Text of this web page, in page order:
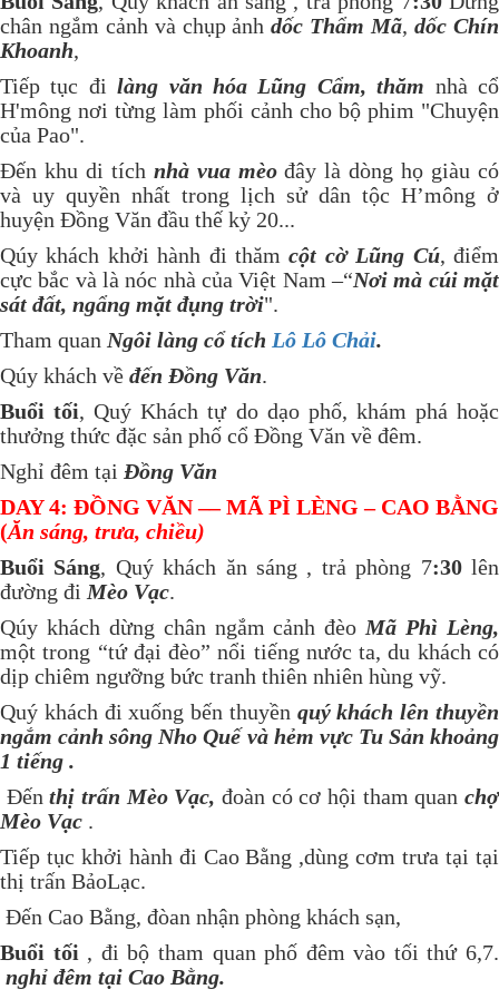
chân ngắm cảnh và chụp ảnhdốc Thẩm Mã,dốc Chín
Khoanh,
Tiếp tục đilàng văn hóa Lũng Cẩm, thăm nhà cổ
H'mông nơi từng làm phối cảnh cho bộ phim "Chuyện
của Pao".
Đến khu di tích nhà vua mèođây là dòng họ giàu có
và uy quyền nhất trong lịch sử dân tộc H’mông ở
huyện Đồng Văn đầu thế kỷ 20...
Qúy khách khởi hành đi thămcột cờ Lũng Cú, điểm
cực bắc và là nóc nhà của Việt Nam –“Nơi mà cúi mặt
sát đất, ngẩng mặt đụng trời".
Tham quan Ngôi làng cổ tích Lô Lô Chải.
Qúy khách về đến Đồng Văn.
Buổi tối, Quý Khách tự do dạo phố, khám phá hoặc
thưởng thức đặc sản phố cổ Đồng Văn về đêm.
Nghỉ đêm tại Đồng Văn
DAY 4: ĐỒNG VĂN –– MÃ PÌ LÈNG – CAO BẰNG
(Ăn sáng, trưa, chiều)
Buổi Sáng, Quý khách ăn sáng , trả phòng 7:30lên
đường đi Mèo Vạc.
Qúy khách dừng chân ngắm cảnh đèo Mã Phì Lèng,
một trong “tứ đại đèo” nổi tiếng nước ta, du khách có
dịp chiêm ngưỡng bức tranh thiên nhiên hùng vỹ.
Quý khách đi xuống bến thuyền quý khách lên thuyền
ngắm cảnh sông Nho Quế và hẻm vực Tu Sản khoảng
1 tiếng .
Đếnthị trấn Mèo Vạc, đoàn có cơ hội tham quanchợ
Mèo Vạc .
Tiếp tục khởi hành đi Cao Bằng ,dùng cơm trưa tại tại
thị trấn BảoLạc.
Đến Cao Bằng, đòan nhận phòng khách sạn,
Buổi tối , đi bộ tham quan phố đêm vào tối thứ 6,7.
nghỉ đêm tại Cao Bằng.